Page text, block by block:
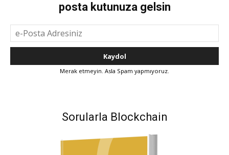
posta kutunuza gelsin
Merak etmeyin. Asla Spam yapmıyoruz.
Sorularla Blockchain